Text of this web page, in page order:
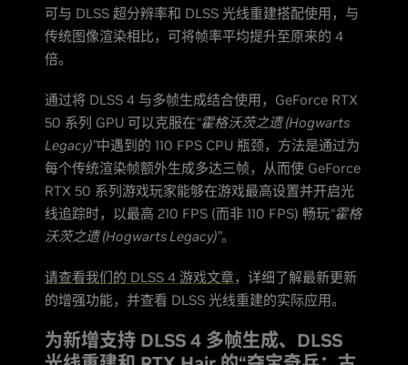
可与 DLSS 超分辨率和 DLSS 光线重建搭配使用，与
传统图像渲染相比，可将帧率平均提升至原来的 4
倍。
通过将 DLSS 4 与多帧生成结合使用，GeForce RTX
50 系列 GPU 可以克服在“霍格沃茨之遗 (Hogwarts
Legacy)”中遇到的 110 FPS CPU 瓶颈，方法是通过为
每个传统渲染帧额外生成多达三帧，从而使 GeForce
RTX 50 系列游戏玩家能够在游戏最高设置并开启光
线追踪时，以最高 210 FPS (而非 110 FPS) 畅玩“霍格
沃茨之遗 (Hogwarts Legacy)”。
请查看我们的 DLSS 4 游戏文章，详细了解最新更新
的增强功能，并查看 DLSS 光线重建的实际应用。
为新增支持 DLSS 4 多帧生成、DLSS